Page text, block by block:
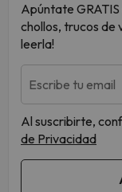
Apúntate
chollos, trucos de
leerla!
Escribe tu email
Al suscribirte,
de Privacidad